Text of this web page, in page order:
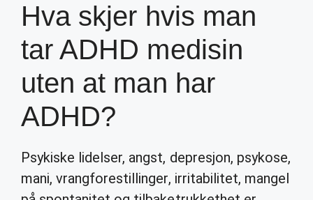
Hva skjer hvis man
tar ADHD medisin
uten at man har
ADHD?
Psykiske lidelser, angst, depresjon, psykose,
mani, vrangforestillinger, irritabilitet, mangel